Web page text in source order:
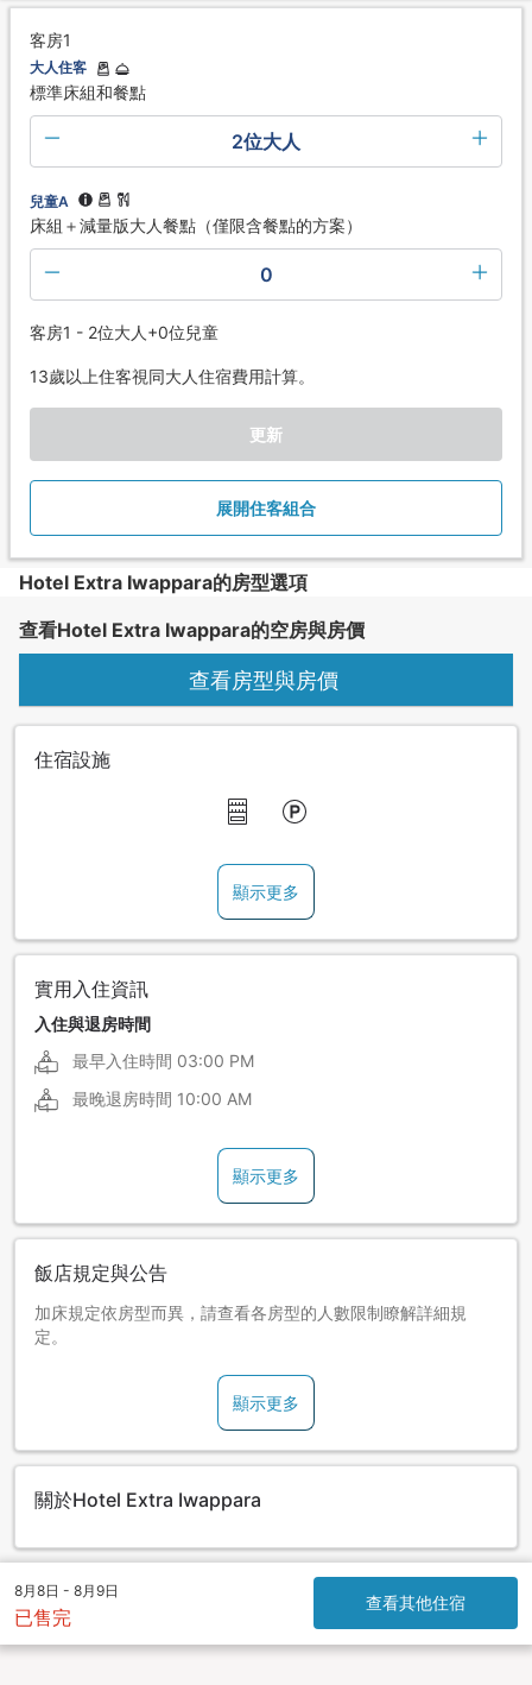
客房1
大人住客
標準床組和餐點
2位大人
兒童A
床組＋減量版大人餐點（僅限含餐點的方案）
0
客房1 - 2位大人+0位兒童
13歲以上住客視同大人住宿費用計算。
更新
展開住客組合
Hotel Extra Iwappara的房型選項
查看Hotel Extra Iwappara的空房與房價
查看房型與房價
住宿設施
顯示更多
實用入住資訊
入住與退房時間
最早入住時間 03:00 PM
最晚退房時間 10:00 AM
顯示更多
飯店規定與公告
加床規定依房型而異，請查看各房型的人數限制瞭解詳細規
定。
顯示更多
關於Hotel Extra Iwappara
8月8日 - 8月9日
已售完
查看其他住宿